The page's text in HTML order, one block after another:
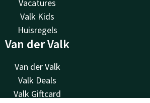
Vacatures
Valk Kids
Huisregels
Van der Valk
Van der Valk
Valk Deals
Valk Giftcard